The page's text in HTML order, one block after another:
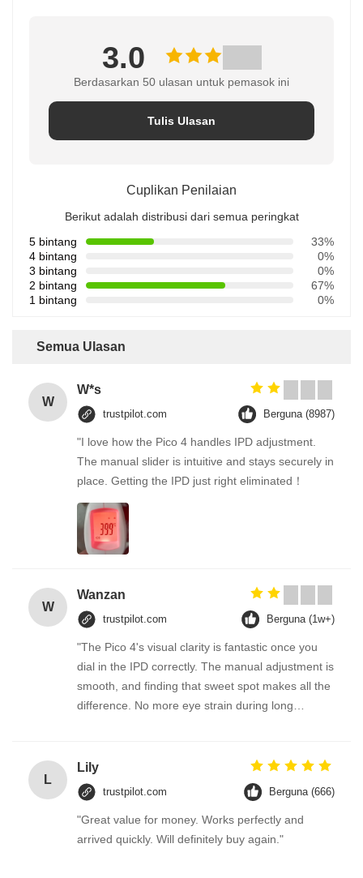
3.0
Berdasarkan 50 ulasan untuk pemasok ini
Tulis Ulasan
Cuplikan Penilaian
Berikut adalah distribusi dari semua peringkat
5 bintang
33%
4 bintang
0%
3 bintang
0%
2 bintang
67%
1 bintang
0%
Semua Ulasan
W
W*s
trustpilot.com Berguna (8987)
"I love how the Pico 4 handles IPD adjustment.
The manual slider is intuitive and stays securely in
place. Getting the IPD just right eliminated！
W
Wanzan
trustpilot.com Berguna (1w+)
"The Pico 4's visual clarity is fantastic once you
dial in the IPD correctly. The manual adjustment is
smooth, and finding that sweet spot makes all the
difference. No more eye strain during long
fantastic once you dial in the IPD correctly. The
manual adjustment is smooth, and finding that
sweet spot makes all the difference. No more eye
strain during long sessions. Highly recommend
taking the time to set it up properly!""The Pico 4's
L
Lily
trustpilot.com Berguna (666)
"Great value for money. Works perfectly and
arrived quickly. Will definitely buy again."